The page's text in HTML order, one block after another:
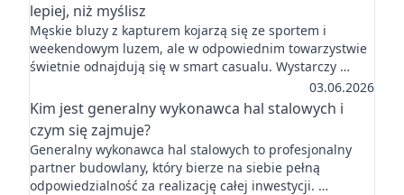
lepiej, niż myślisz
Męskie bluzy z kapturem kojarzą się ze sportem i
weekendowym luzem, ale w odpowiednim towarzystwie
świetnie odnajdują się w smart casualu. Wystarczy …
03.06.2026
Kim jest generalny wykonawca hal stalowych i
czym się zajmuje?
Generalny wykonawca hal stalowych to profesjonalny
partner budowlany, który bierze na siebie pełną
odpowiedzialność za realizację całej inwestycji. …